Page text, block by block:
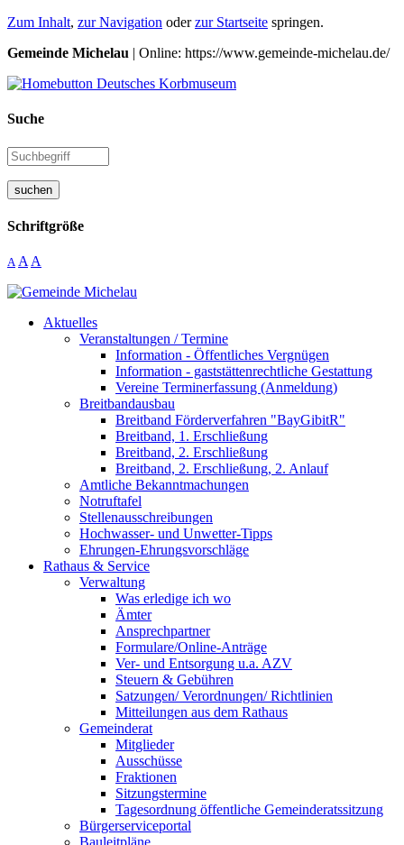
Zum Inhalt, zur Navigation oderzur Startseite springen.
Gemeinde Michelau | Online: https://www.gemeinde-michelau.de/
Suche
suchen
Schriftgröße
A A A
Aktuelles
Veranstaltungen / Termine
Information - Öffentliches Vergnügen
Information - gaststättenrechtliche Gestattung
Vereine Terminerfassung (Anmeldung)
Breitbandausbau
Breitband Förderverfahren "BayGibitR"
Breitband, 1. Erschließung
Breitband, 2. Erschließung
Breitband, 2. Erschließung, 2. Anlauf
Amtliche Bekanntmachungen
Notruftafel
Stellenausschreibungen
Hochwasser- und Unwetter-Tipps
Ehrungen-Ehrungsvorschläge
Rathaus & Service
Verwaltung
Was erledige ich wo
Ämter
Ansprechpartner
Formulare/Online-Anträge
Ver- und Entsorgung u.a. AZV
Steuern & Gebühren
Satzungen/ Verordnungen/ Richtlinien
Mitteilungen aus dem Rathaus
Gemeinderat
Mitglieder
Ausschüsse
Fraktionen
Sitzungstermine
Tagesordnung öffentliche Gemeinderatssitzung
Bürgerserviceportal
Bauleitpläne